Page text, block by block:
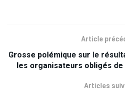
Article
Grosse polémique sur le
les organisateurs obligés
Articles